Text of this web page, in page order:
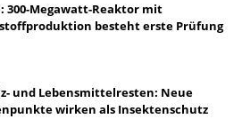
300-Megawatt-Reaktor mit
besteht erste Prüfung
und Lebensmittelresten: Neue
wirken als Insektenschutz